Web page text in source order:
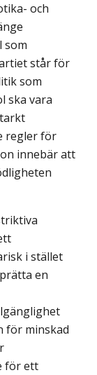
och
som
står för
som
ska vara
regler för
innebär att
i stället
en
för minskad
för ett